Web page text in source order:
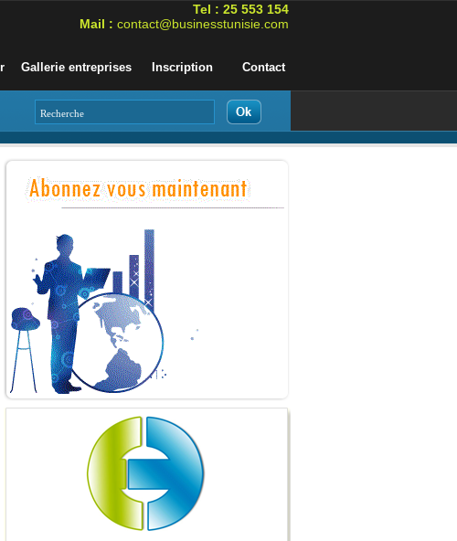
Tel : 25 553 154
Mail : contact@businesstunisie.com
Gallerie entreprises Inscription Contact